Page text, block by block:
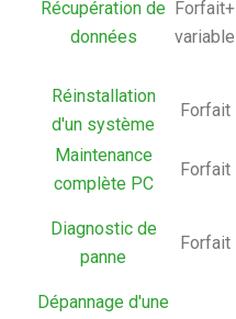
Récupération de
données
Forfait+
variable
Réinstallation
d'un système
Forfait
Maintenance
complète PC
Forfait
Diagnostic de
panne
Forfait
Dépannage d'une